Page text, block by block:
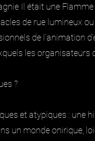
Il était une Flamme
de rue lumineux
de l’animation
les organisateurs
?
et atypiques : une
un monde onirique,